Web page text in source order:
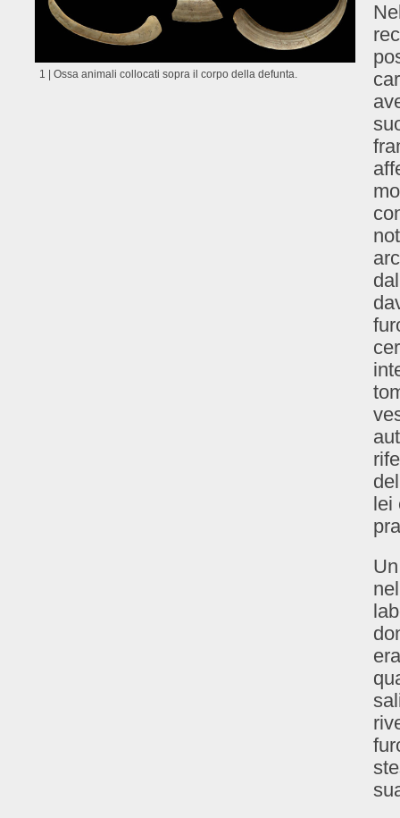
1 | Ossa animali collocati sopra il corpo della defunta.
lei